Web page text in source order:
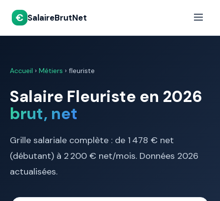
€ SalaireBrutNet
Accueil › Métiers › fleuriste
Salaire Fleuriste en 2026
brut, net
Grille salariale complète : de 1 478 € net
(débutant) à 2 200 € net/mois. Données 2026
actualisées.